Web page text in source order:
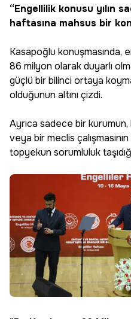
“Engellilik konusu yılın
haftasına mahsus bir
Kasapoğlu konuşmasında,
86 milyon olarak duyarlı
güçlü bir bilinci ortaya
olduğunun altını çizdi.
Ayrıca sadece bir
veya bir meclis
topyekun sorumluluk